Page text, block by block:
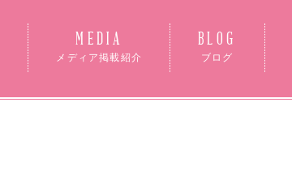
MEDIA
メディア掲載紹介
BLOG
ブログ